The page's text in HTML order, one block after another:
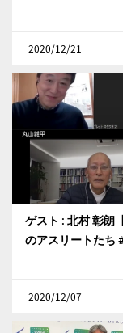
2020/12/21
ゲスト : 北村 彰朗
のアスリートたち
2020/12/07